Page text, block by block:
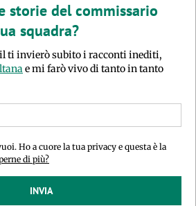
storie del commissario
squadra?
ti invierò subito i racconti inediti,
e mi farò vivo di tanto in tanto
Ho a cuore la tua privacy e questa è la
di più?
INVIA